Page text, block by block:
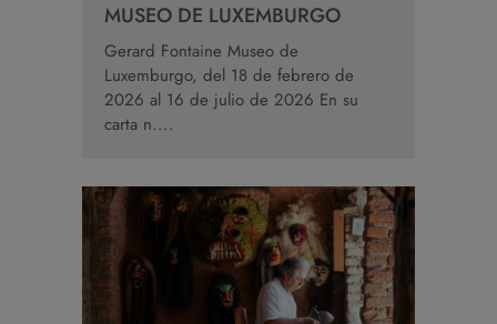
MUSEO DE LUXEMBURGO
Gerard Fontaine Museo de
Luxemburgo, del 18 de febrero de
2026 al 16 de julio de 2026 En su
carta n....